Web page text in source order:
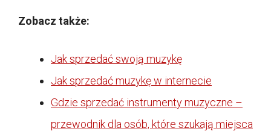
Zobacz także:
Jak sprzedać swoją muzykę
Jak sprzedać muzykę w internecie
Gdzie sprzedać instrumenty muzyczne –
przewodnik dla osób, które szukają miejsca